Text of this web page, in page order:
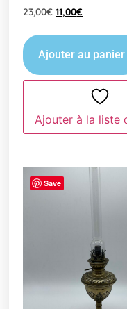
23,00€ 11,00€
Ajouter au panier
Ajouter à la liste
Save